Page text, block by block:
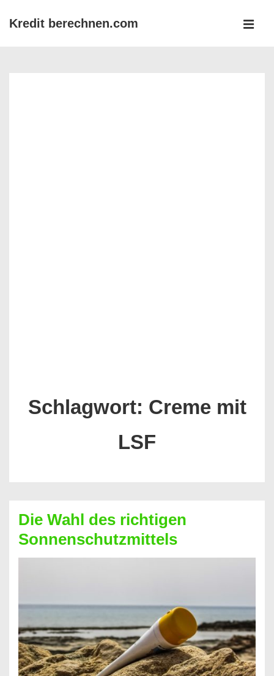
ZumKredit berechnen.com
Schlagwort: Creme mit
LSF
Die Wahl des richtigen
Sonnenschutzmittels